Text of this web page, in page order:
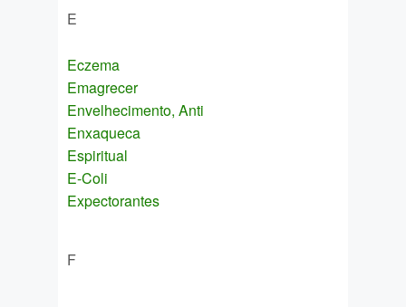
E
Eczema
Emagrecer
Envelhecimento, Anti
Enxaqueca
Espiritual
E-Coli
Expectorantes
F